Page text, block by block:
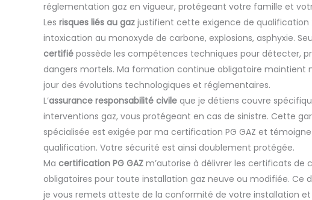
réglementation gaz en vigueur, protégeant votre famille et
Les risques liés au gaz justifient cette exigence de qualification
intoxication au monoxyde de carbone, explosions, asphyxie.
certifié possède les compétences techniques pour détecter,
dangers mortels. Ma formation continue obligatoire maintient
jour des évolutions technologiques et réglementaires.
L’assurance responsabilité civile que je détiens couvre
interventions gaz, vous protégeant en cas de sinistre. Cette
spécialisée est exigée par ma certification PG GAZ et
qualification. Votre sécurité est ainsi doublement protégée.
Ma certification PG GAZ m’autorise à délivrer les certificats de
obligatoires pour toute installation gaz neuve ou modifiée. Ce
je vous remets atteste de la conformité de votre installation et